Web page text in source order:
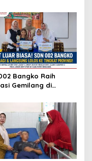
SMPN 1
SABET JUARA 1
Cup Bungo!
Bangko Raih
Gemilang di
ke Tingkat